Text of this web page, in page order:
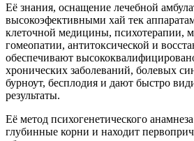
Её знания, оснащение лечебной
высокоэфективными хай тек
клеточной медицины, психотерапии,
гомеопатии, антитоксической и
обеспечивают
хронических заболеваний, болевых
бурноут, бесплодия и дают быстро
результаты.
Её метод психогенетического
глубинные корни и находит